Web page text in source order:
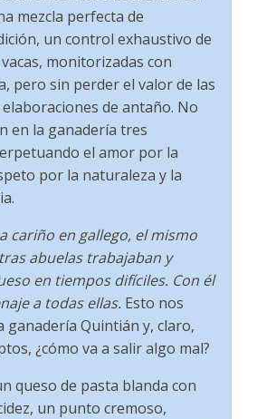
mezcla perfecta de
un control exhaustivo de
monitorizadas con
pero sin perder el valor de las
de antaño. No
en la ganadería tres
el amor por la
por la naturaleza y la
cariño en gallego, el mismo
abuelas trabajaban y
en tiempos difíciles. Con él
a todas ellas. Esto nos
ganadería Quintián y, claro,
¿cómo va a salir algo mal?
queso de pasta blanda con
un punto cremoso,